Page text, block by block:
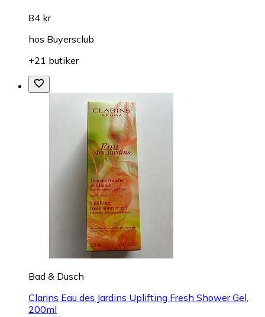
84 kr
hos Buyersclub
+21 butiker
Bad & Dusch
Clarins Eau des Jardins Uplifting Fresh Shower Gel,
200ml